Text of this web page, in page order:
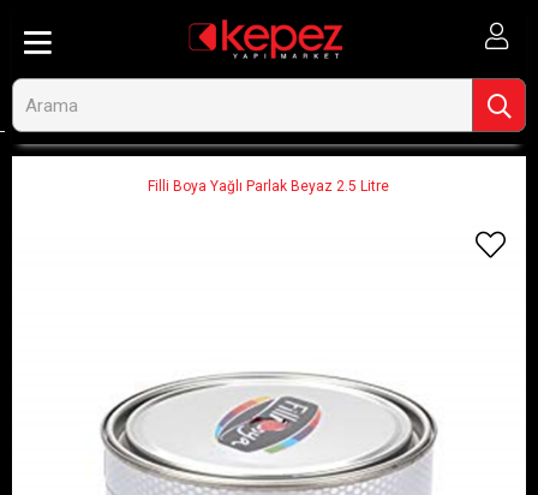
Filli Boya Yağlı Parlak Beyaz 2.5 Litre